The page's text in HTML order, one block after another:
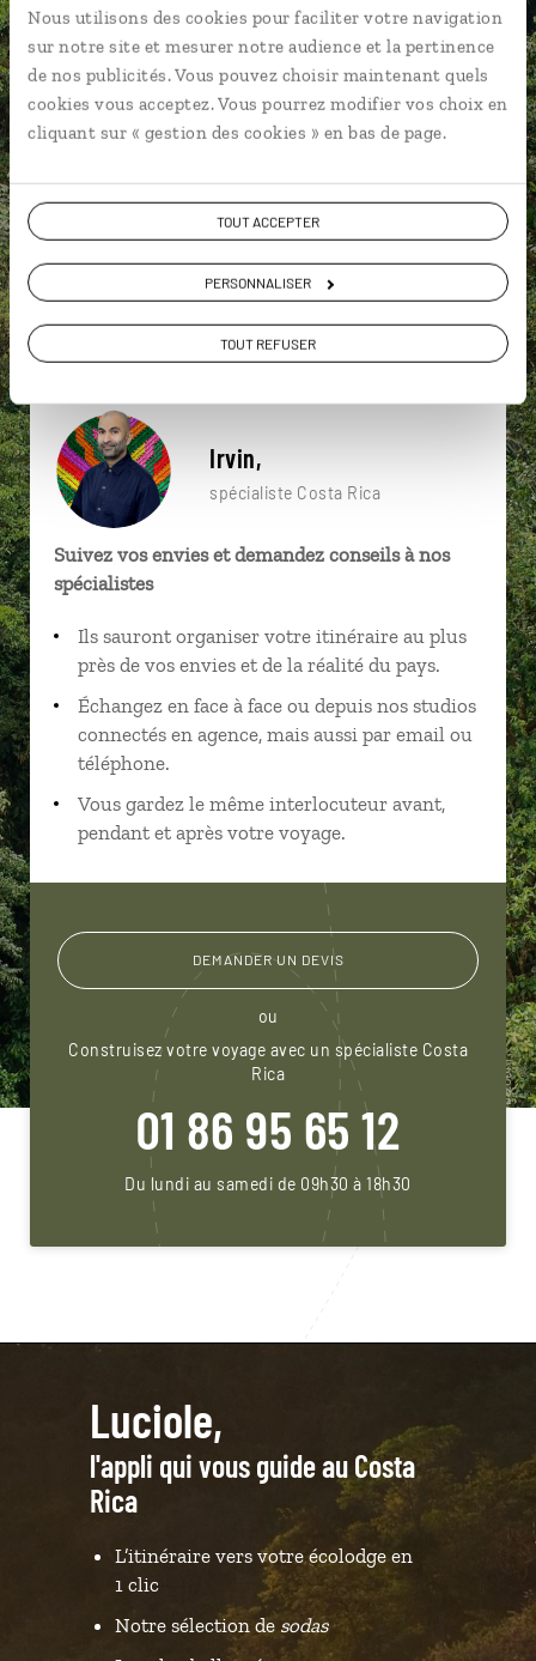
Nous utilisons des cookies pour faciliter votre navigation
sur notre site et mesurer notre audience et la pertinence
de nos publicités. Vous pouvez choisir maintenant quels
cookies vous acceptez. Vous pourrez modifier vos choix en
cliquant sur « gestion des cookies » en bas de page.
TOUT ACCEPTER
PERSONNALISER
TOUT REFUSER
Une envie de voyage
particulière ?
4x4 Boca Tapada El Arenal
Côte pacifique
Caraïbes
Amérique centrale
Irvin,
spécialiste Costa Rica
Suivez vos envies et demandez conseils à nos
spécialistes
Ils sauront organiser votre itinéraire au plus
près de vos envies et de la réalité du pays.
Échangez en face à face ou depuis nos studios
connectés en agence, mais aussi par email ou
téléphone.
Vous gardez le même interlocuteur avant,
pendant et après votre voyage.
DEMANDER UN DEVIS
ou
Construisez votre voyage avec un spécialiste Costa
Rica
01 86 95 65 12
Du lundi au samedi de 09h30 à 18h30
Luciole,
l'appli qui vous guide au Costa
Rica
L’itinéraire vers votre écolodge en
1 clic
Notre sélection de sodas